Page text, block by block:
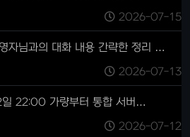
2026-07-15
자님과의 대화 내용 간략한 정리 …
2026-07-13
일 22:00 가량부터 통합 서버…
2026-07-12